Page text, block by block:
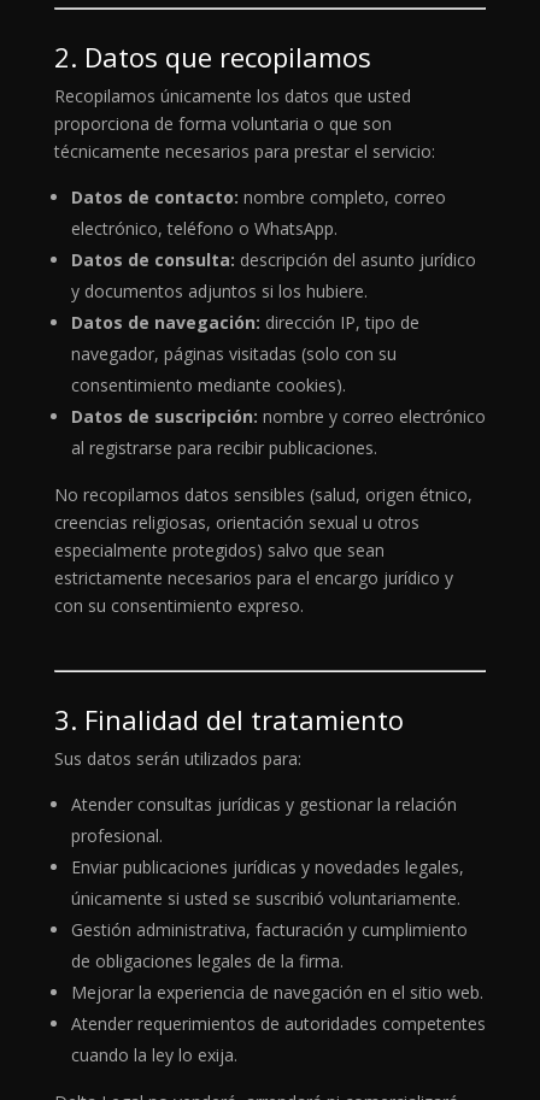
2. Datos que recopilamos
Recopilamos únicamente los datos que usted
proporciona de forma voluntaria o que son
técnicamente necesarios para prestar el servicio:
Datos de contacto: nombre completo, correo
electrónico, teléfono o WhatsApp.
Datos de consulta: descripción del asunto jurídico
y documentos adjuntos si los hubiere.
Datos de navegación: dirección IP, tipo de
navegador, páginas visitadas (solo con su
consentimiento mediante cookies).
Datos de suscripción: nombre y correo electrónico
al registrarse para recibir publicaciones.
No recopilamos datos sensibles (salud, origen étnico,
creencias religiosas, orientación sexual u otros
especialmente protegidos) salvo que sean
estrictamente necesarios para el encargo jurídico y
con su consentimiento expreso.
3. Finalidad del tratamiento
Sus datos serán utilizados para:
Atender consultas jurídicas y gestionar la relación
profesional.
Enviar publicaciones jurídicas y novedades legales,
únicamente si usted se suscribió voluntariamente.
Gestión administrativa, facturación y cumplimiento
de obligaciones legales de la firma.
Mejorar la experiencia de navegación en el sitio web.
Atender requerimientos de autoridades competentes
cuando la ley lo exija.